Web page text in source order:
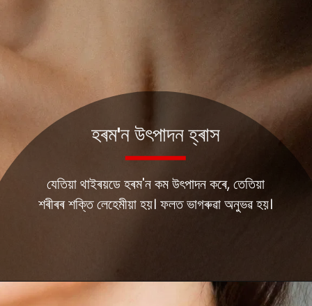
যেতিয়া থাইৰয়ডে হৰম'ন কম উৎপাদন কৰে, তেতিয়া
শৰীৰৰ শক্তি লেহেমীয়া হয়। ফলত ভাগৰুৱা অনুভৱ হয়।
হৰম'ন উৎপাদন হ্ৰাস